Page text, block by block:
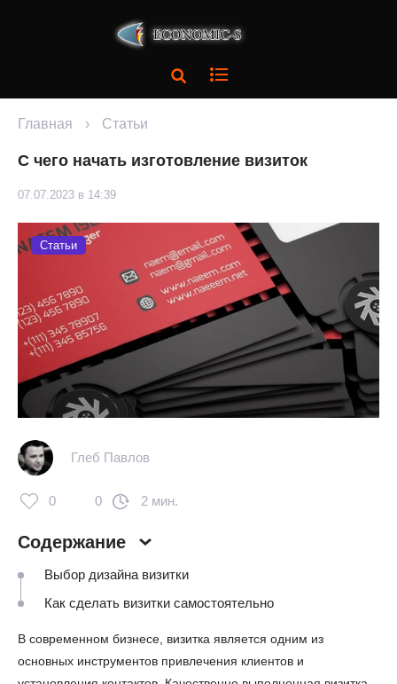
Главная › Статьи
С чего начать изготовление визиток
07.07.2023 в 14:39
Статьи
Глеб Павлов
0 0 2 мин.
Содержание
Выбор дизайна визитки
Как сделать визитки самостоятельно
В современном бизнесе, визитка является одним из
основных инструментов привлечения клиентов и